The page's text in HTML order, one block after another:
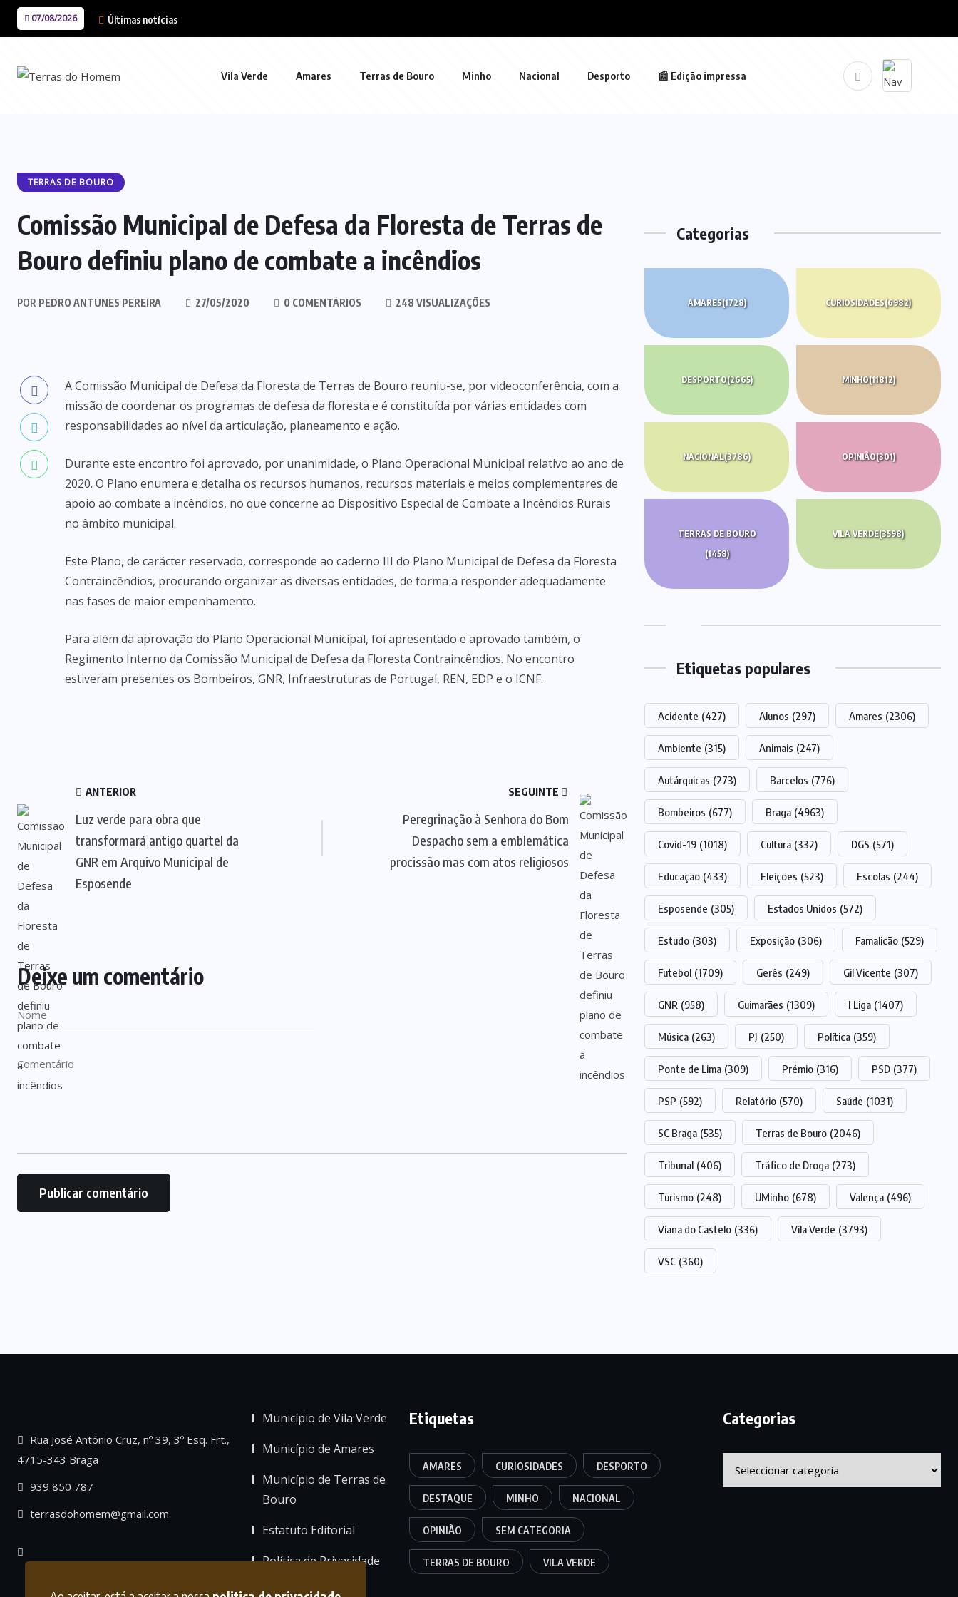
07/08/2026 Últimas notícias
Vila Verde Amares Terras de Bouro Minho Nacional Desporto 📰 Edição impressa
TERRAS DE BOURO
Comissão Municipal de Defesa da Floresta de Terras de
Bouro definiu plano de combate a incêndios
POR PEDRO ANTUNES PEREIRA 27/05/2020 0 COMENTÁRIOS 248 VISUALIZAÇÕES
A Comissão Municipal de Defesa da Floresta de Terras de Bouro reuniu-se, por videoconferência, com a
missão de coordenar os programas de defesa da floresta e é constituída por várias entidades com
responsabilidades ao nível da articulação, planeamento e ação.
Durante este encontro foi aprovado, por unanimidade, o Plano Operacional Municipal relativo ao ano de
2020. O Plano enumera e detalha os recursos humanos, recursos materiais e meios complementares de
apoio ao combate a incêndios, no que concerne ao Dispositivo Especial de Combate a Incêndios Rurais
no âmbito municipal.
Este Plano, de carácter reservado, corresponde ao caderno III do Plano Municipal de Defesa da Floresta
Contraincêndios, procurando organizar as diversas entidades, de forma a responder adequadamente
nas fases de maior empenhamento.
Para além da aprovação do Plano Operacional Municipal, foi apresentado e aprovado também, o
Regimento Interno da Comissão Municipal de Defesa da Floresta Contraincêndios. No encontro
estiveram presentes os Bombeiros, GNR, Infraestruturas de Portugal, REN, EDP e o ICNF.
ANTERIOR
Luz verde para obra que
transformará antigo quartel da
GNR em Arquivo Municipal de
Esposende
SEGUINTE
Peregrinação à Senhora do Bom
Despacho sem a emblemática
procissão mas com atos religiosos
Deixe um comentário
Categorias
AMARES(1728) CURIOSIDADES(6982)
DESPORTO(2665) MINHO(11812)
NACIONAL(3786) OPINIÃO(301)
TERRAS DE BOURO
(1458)
VILA VERDE(3598)
Etiquetas populares
Acidente (427) Alunos (297) Amares (2306)
Ambiente (315) Animais (247)
Autárquicas (273) Barcelos (776)
Bombeiros (677) Braga (4963)
Covid-19 (1018) Cultura (332) DGS (571)
Educação (433) Eleições (523) Escolas (244)
Esposende (305) Estados Unidos (572)
Estudo (303) Exposição (306) Famalicão (529)
Futebol (1709) Gerês (249) Gil Vicente (307)
GNR (958) Guimarães (1309) I Liga (1407)
Música (263) PJ (250) Política (359)
Ponte de Lima (309) Prémio (316) PSD (377)
PSP (592) Relatório (570) Saúde (1031)
SC Braga (535) Terras de Bouro (2046)
Tribunal (406) Tráfico de Droga (273)
Turismo (248) UMinho (678) Valença (496)
Viana do Castelo (336) Vila Verde (3793)
VSC (360)
Rua José António Cruz, nº 39, 3º Esq. Frt.,
4715-343 Braga
939 850 787
terrasdohomem@gmail.com
Município de Vila Verde
Município de Amares
Município de Terras de
Bouro
Estatuto Editorial
Política de Privacidade
Etiquetas
AMARES CURIOSIDADES DESPORTO
DESTAQUE MINHO NACIONAL
OPINIÃO SEM CATEGORIA
TERRAS DE BOURO VILA VERDE
Categorias